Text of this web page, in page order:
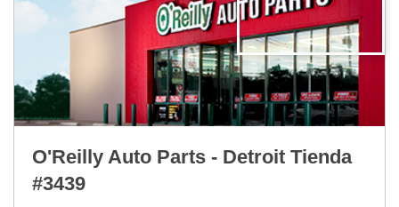
O'Reilly Auto Parts - Detroit Tienda
#3439